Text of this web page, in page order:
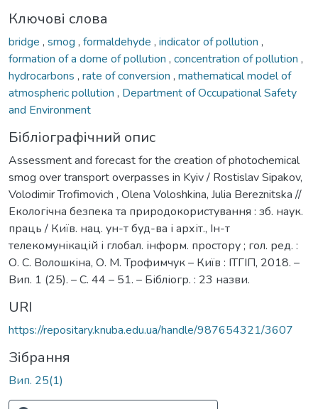
Ключові слова
bridge , smog , formaldehyde , indicator of pollution ,
formation of a dome of pollution , concentration of pollution ,
hydrocarbons , rate of conversion , mathematical model of
atmospheric pollution , Department of Occupational Safety
and Environment
Бібліографічний опис
Assessment and forecast for the creation of photochemical
smog over transport overpasses in Kyiv / Rostislav Sipakov,
Volodimir Trofimovich , Olena Voloshkina, Julia Bereznitska //
Екологічна безпека та природокористування : зб. наук.
праць / Київ. нац. ун-т буд-ва і архіт., Ін-т
телекомунікацій і глобал. інформ. простору ; гол. ред. :
О. С. Волошкіна, О. М. Трофимчук – Київ : ІТГІП, 2018. –
Вип. 1 (25). – С. 44 – 51. – Бібліогр. : 23 назви.
URI
https://repositary.knuba.edu.ua/handle/987654321/3607
Зібрання
Вип. 25(1)